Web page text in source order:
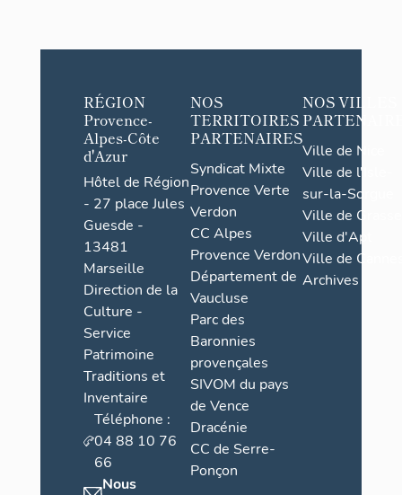
RÉGION
Provence-
Alpes-Côte
d'Azur
Hôtel de Région
- 27 place Jules
Guesde -
13481
Marseille
Direction de la
Culture -
Service
Patrimoine
Traditions et
Inventaire
Téléphone :
04 88 10 76
66
Nous
NOS
TERRITOIRES
PARTENAIRES
Syndicat Mixte
Provence Verte
Verdon
CC Alpes
Provence Verdon
Département de
Vaucluse
Parc des
Baronnies
provençales
SIVOM du pays
de Vence
Dracénie
CC de Serre-
Ponçon
NOS VILLES
Ville de Nice
Ville de l'Isle-
sur-la-Sorgue
Ville de Grasse
Ville d'Apt
Ville de
Archives